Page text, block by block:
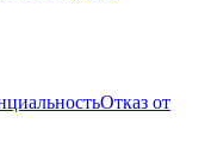
Отказ от